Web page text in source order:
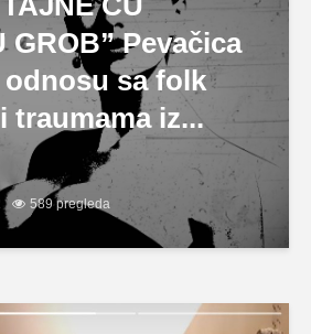
GROB” Pevačica
sa folk
traumama iz...
589 pregleda